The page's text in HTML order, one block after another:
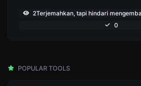
2Terjemahkan, tapi hindari
0
POPULAR TOOLS